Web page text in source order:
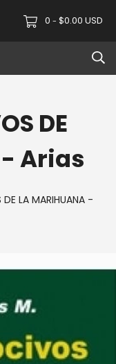
0 - $0.00 USD
DE
- Arias
LA MARIHUANA -